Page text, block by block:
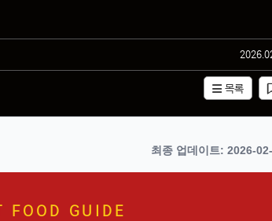
작성일
목록
최종 업데이트: 2026-
FOOD GUIDE